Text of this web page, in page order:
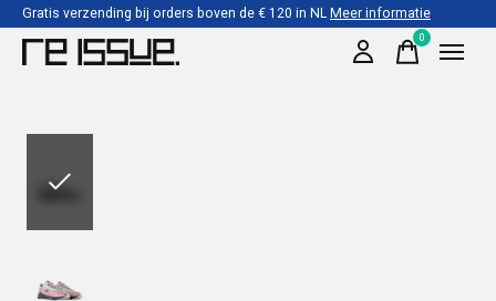
Gratis verzending bij orders boven de € 120 in NLMeer informatie
0items